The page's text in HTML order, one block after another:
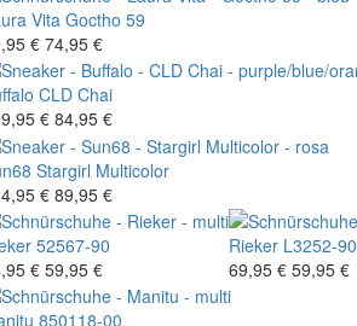
Vita Goctho 59
€ 74,95 €
CLD Chai
€ 84,95 €
Stargirl Multicolor
€ 89,95 €
52567-90
€ 59,95 €
Rieker L3252-90
69,95 € 59,95 €
850118-00